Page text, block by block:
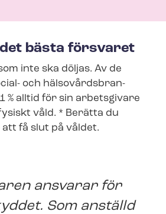
bästa försvaret
inte ska döljas. Av de
och häl­so­vårds­bran­
% alltid för sin arbetsgivare
våld. * Berätta du
få slut på våldet.
ansvarar för
Som anställd